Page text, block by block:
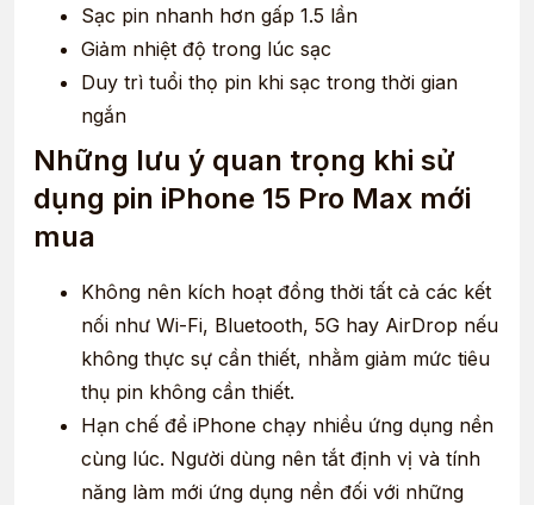
Sạc pin nhanh hơn gấp 1.5 lần
Giảm nhiệt độ trong lúc sạc
Duy trì tuổi thọ pin khi sạc trong thời gian
ngắn
Những lưu ý quan trọng khi sử
dụng pin iPhone 15 Pro Max mới
mua
Không nên kích hoạt đồng thời tất cả các kết
nối như Wi-Fi, Bluetooth, 5G hay AirDrop nếu
không thực sự cần thiết, nhằm giảm mức tiêu
thụ pin không cần thiết.
Hạn chế để iPhone chạy nhiều ứng dụng nền
cùng lúc. Người dùng nên tắt định vị và tính
năng làm mới ứng dụng nền đối với những